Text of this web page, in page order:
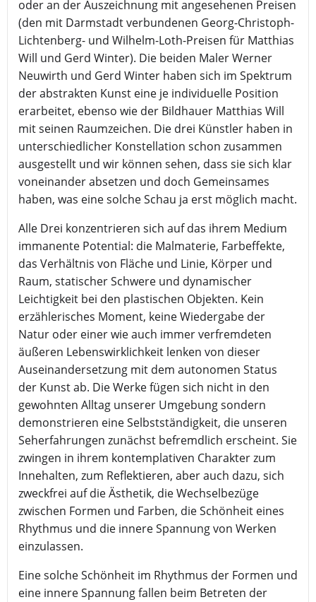
oder an der Auszeichnung mit angesehenen Preisen
(den mit Darmstadt verbundenen Georg-Christoph-
Lichtenberg- und Wilhelm-Loth-Preisen für Matthias
Will und Gerd Winter). Die beiden Maler Werner
Neuwirth und Gerd Winter haben sich im Spektrum
der abstrakten Kunst eine je individuelle Position
erarbeitet, ebenso wie der Bildhauer Matthias Will
mit seinen Raumzeichen. Die drei Künstler haben in
unterschiedlicher Konstellation schon zusammen
ausgestellt und wir können sehen, dass sie sich klar
voneinander absetzen und doch Gemeinsames
haben, was eine solche Schau ja erst möglich macht.
Alle Drei konzentrieren sich auf das ihrem Medium
immanente Potential: die Malmaterie, Farbeffekte,
das Verhältnis von Fläche und Linie, Körper und
Raum, statischer Schwere und dynamischer
Leichtigkeit bei den plastischen Objekten. Kein
erzählerisches Moment, keine Wiedergabe der
Natur oder einer wie auch immer verfremdeten
äußeren Lebenswirklichkeit lenken von dieser
Auseinandersetzung mit dem autonomen Status
der Kunst ab. Die Werke fügen sich nicht in den
gewohnten Alltag unserer Umgebung sondern
demonstrieren eine Selbstständigkeit, die unseren
Seherfahrungen zunächst befremdlich erscheint. Sie
zwingen in ihrem kontemplativen Charakter zum
Innehalten, zum Reflektieren, aber auch dazu, sich
zweckfrei auf die Ästhetik, die Wechselbezüge
zwischen Formen und Farben, die Schönheit eines
Rhythmus und die innere Spannung von Werken
einzulassen.
Eine solche Schönheit im Rhythmus der Formen und
eine innere Spannung fallen beim Betreten der